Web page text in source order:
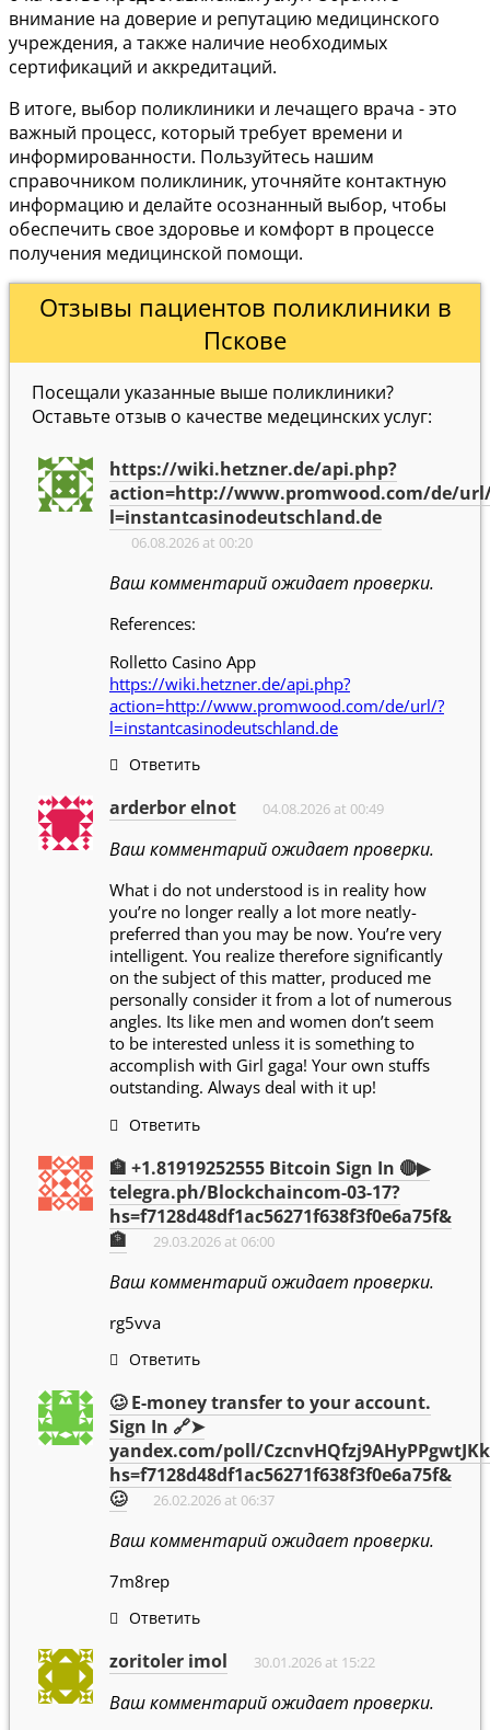
внимание на доверие и репутацию медицинского
учреждения, а также наличие необходимых
сертификаций и аккредитаций.
В итоге, выбор поликлиники и лечащего врача - это
важный процесс, который требует времени и
информированности. Пользуйтесь нашим
справочником поликлиник, уточняйте контактную
информацию и делайте осознанный выбор, чтобы
обеспечить свое здоровье и комфорт в процессе
получения медицинской помощи.
Отзывы пациентов поликлиники в
Пскове
Посещали указанные выше поликлиники?
Оставьте отзыв о качестве медецинских услуг:
https://wiki.hetzner.de/api.php?
action=http://www.promwood.com/de/
l=instantcasinodeutschland.de
06.08.2026 at 00:20
Ваш комментарий ожидает проверки.
References:
Rolletto Casino App
https://wiki.hetzner.de/api.php?
action=http://www.promwood.com/de/url/?
l=instantcasinodeutschland.de
Ответить
arderbor elnot 04.08.2026 at 00:49
Ваш комментарий ожидает проверки.
What i do not understood is in reality how
you’re no longer really a lot more neatly-
preferred than you may be now. You’re very
intelligent. You realize therefore significantly
on the subject of this matter, produced me
personally consider it from a lot of numerous
angles. Its like men and women don’t seem
to be interested unless it is something to
accomplish with Girl gaga! Your own stuffs
outstanding. Always deal with it up!
Ответить
🏦 +1.81919252555 Вitсоin Sign In 🔴▶
telegra.ph/Blockchaincom-03-17?
hs=f7128d48df1ac56271f638f3f0e6a75f&
🏦
29.03.2026 at 06:00
Ваш комментарий ожидает проверки.
rg5vva
Ответить
🥴 E-money transfer to your account.
Sign In 🔗➤
yandex.com/poll/
hs=f7128d48df1ac56271f638f3f0e6a75f&
🥴
26.02.2026 at 06:37
Ваш комментарий ожидает проверки.
7m8rep
Ответить
zoritoler imol 30.01.2026 at 15:22
Ваш комментарий ожидает проверки.